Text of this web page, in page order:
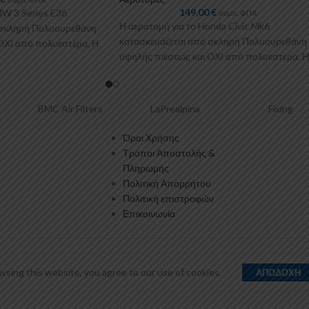
3 Series E36
Πολυουρεθάνη
από πολυεστέρα. Η
149,00€ συμπ. ΦΠΑ
Η αεροτομή για το Honda Civic Mk6
κατασκευάζεται από σκληρή Πολυουρεθάνη
υψηλής πιέσεως και ΟΧΙ από πολυεστέρα. Η
Filters LaPrealpina
Όροι Χρήσης
Τρόποι Αποστολής &
Πληρωμής
Πολιτική Απορρήτου
Πολιτική επιστροφών
Επικοινωνία
this website, you agree to our use of cookies. ΑΠΟΔΟΧΉ